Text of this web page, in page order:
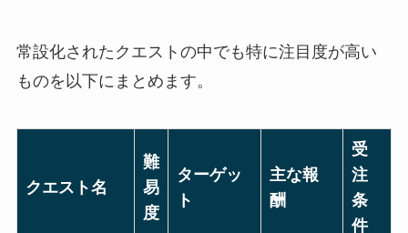
常設化されたクエストの中でも特に注目度が高い
ものを以下にまとめます。
クエスト名
難
易
度
ターゲッ
ト
主な報
酬
受
注
条
件